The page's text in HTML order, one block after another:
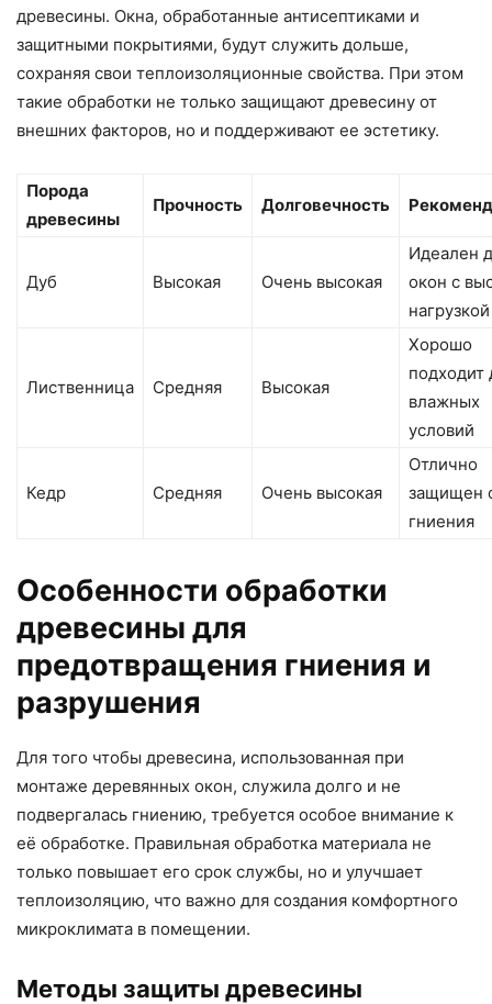
древесины. Окна, обработанные антисептиками и
защитными покрытиями, будут служить дольше,
сохраняя свои теплоизоляционные свойства. При этом
такие обработки не только защищают древесину от
внешних факторов, но и поддерживают ее эстетику.
Порода
древесины
Прочность Долговечность
Дуб Высокая Очень высокая
Идеален
окон с
нагрузкой
Лиственница Средняя Высокая
Хорошо
подходит
влажных
условий
Кедр Средняя Очень высокая
Отлично
защищен
гниения
Особенности обработки
древесины для
предотвращения гниения и
разрушения
Для того чтобы древесина, использованная при
монтаже деревянных окон, служила долго и не
подвергалась гниению, требуется особое внимание к
её обработке. Правильная обработка материала не
только повышает его срок службы, но и улучшает
теплоизоляцию, что важно для создания комфортного
микроклимата в помещении.
Методы защиты древесины